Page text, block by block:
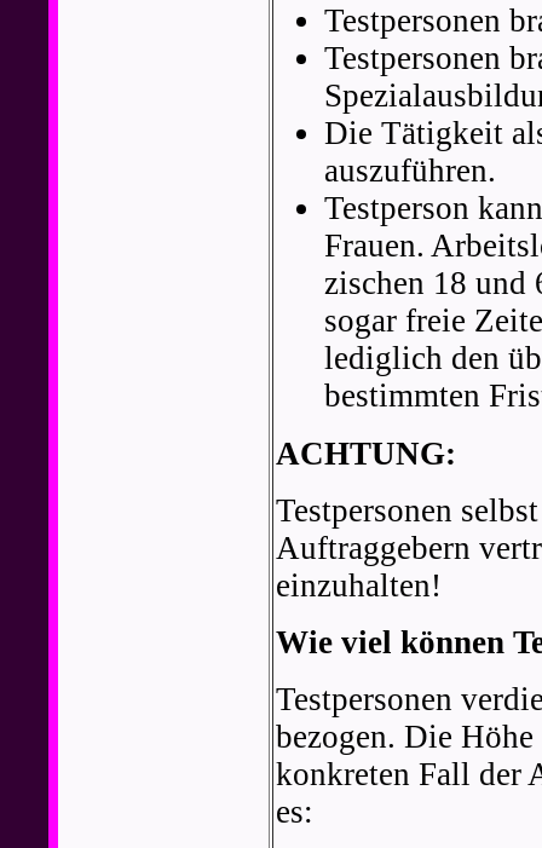
Testpersonen
Testpersonen
Die Tätigkeit
auszuführen.
Testperson
Frauen.
zischen 18 und
sogar freie
lediglich den
bestimmten
ACHTUNG:
Testpersonen
Auftraggebern
einzuhalten!
Wie viel können
Testpersonen
bezogen. Die
konkreten Fall der
es: